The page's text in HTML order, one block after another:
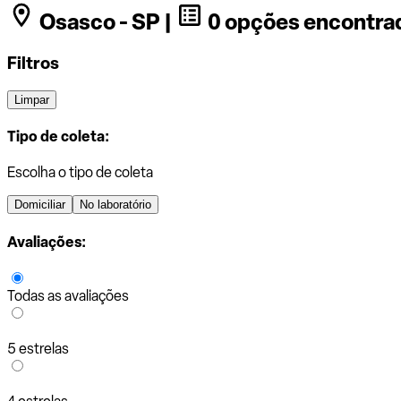
Osasco - SP | 0 opções
Filtros
Limpar
Tipo de coleta:
Escolha o tipo de coleta
Domiciliar No laboratório
Avaliações:
Todas as avaliações
5 estrelas